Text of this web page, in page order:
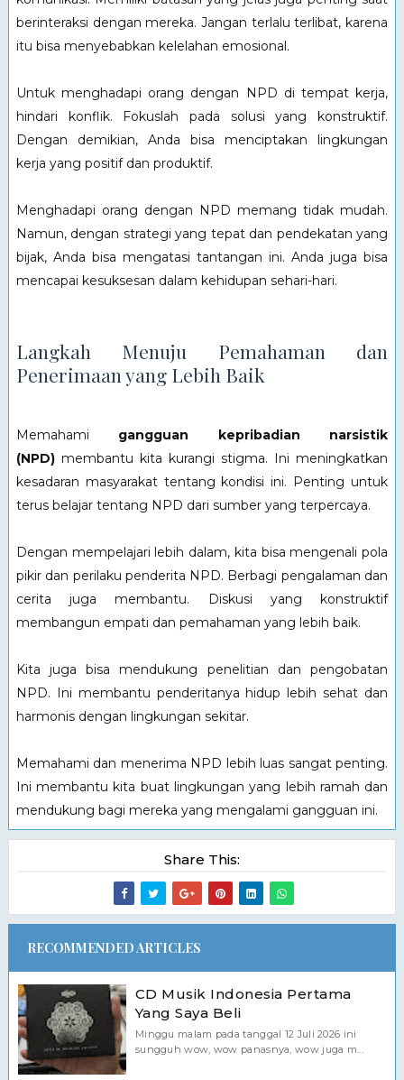
berinteraksi dengan mereka. Jangan terlalu terlibat, karena
itu bisa menyebabkan kelelahan emosional.
Untuk menghadapi orang dengan NPD di tempat kerja,
hindari konflik. Fokuslah pada solusi yang konstruktif.
Dengan demikian, Anda bisa menciptakan lingkungan
kerja yang positif dan produktif.
Menghadapi orang dengan NPD memang tidak mudah.
Namun, dengan strategi yang tepat dan pendekatan yang
bijak, Anda bisa mengatasi tantangan ini. Anda juga bisa
mencapai kesuksesan dalam kehidupan sehari-hari.
Langkah Menuju Pemahaman dan
Penerimaan yang Lebih Baik
Memahami
gangguan kepribadian narsistik
(NPD) membantu kita kurangi stigma. Ini meningkatkan
kesadaran masyarakat tentang kondisi ini. Penting untuk
terus belajar tentang NPD dari sumber yang terpercaya.
Dengan mempelajari lebih dalam, kita bisa mengenali pola
pikir dan perilaku penderita NPD. Berbagi pengalaman dan
cerita juga membantu. Diskusi yang konstruktif
membangun empati dan pemahaman yang lebih baik.
Kita juga bisa mendukung penelitian dan pengobatan
NPD. Ini membantu penderitanya hidup lebih sehat dan
harmonis dengan lingkungan sekitar.
Memahami dan menerima NPD lebih luas sangat penting.
Ini membantu kita buat lingkungan yang lebih ramah dan
mendukung bagi mereka yang mengalami gangguan ini.
Share This:
RECOMMENDED ARTICLES
CD Musik Indonesia Pertama
Yang Saya Beli
Minggu malam pada tanggal 12 Juli 2026 ini
sungguh wow, wow panasnya, wow juga m...